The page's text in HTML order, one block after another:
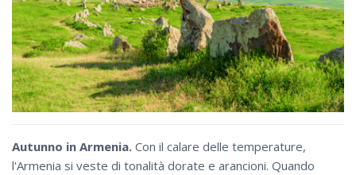
Autunno in Armenia. Con il calare delle temperature,
l'Armenia si veste di tonalità dorate e arancioni. Quando